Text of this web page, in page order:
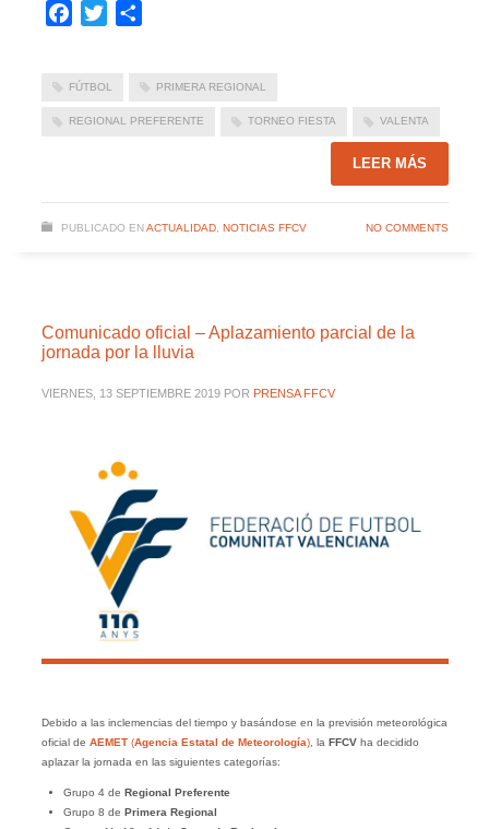
Facebook
Twitter
FÚTBOL PRIMERA REGIONAL
REGIONAL PREFERENTE TORNEO FIESTA VALENTA
LEER MÁS
PUBLICADO EN ACTUALIDAD, NOTICIAS FFCV NO COMMENTS
Comunicado oficial – Aplazamiento parcial de la
jornada por la lluvia
VIERNES, 13 SEPTIEMBRE 2019 POR PRENSA FFCV
Debido a las inclemencias del tiempo y basándose en la previsión meteorológica
oficial de AEMET(Agencia Estatal de Meteorología), la FFCVha decidido
aplazar la jornada en las siguientes categorías:
Grupo 4 de Regional Preferente
Grupo 8 de Primera Regional